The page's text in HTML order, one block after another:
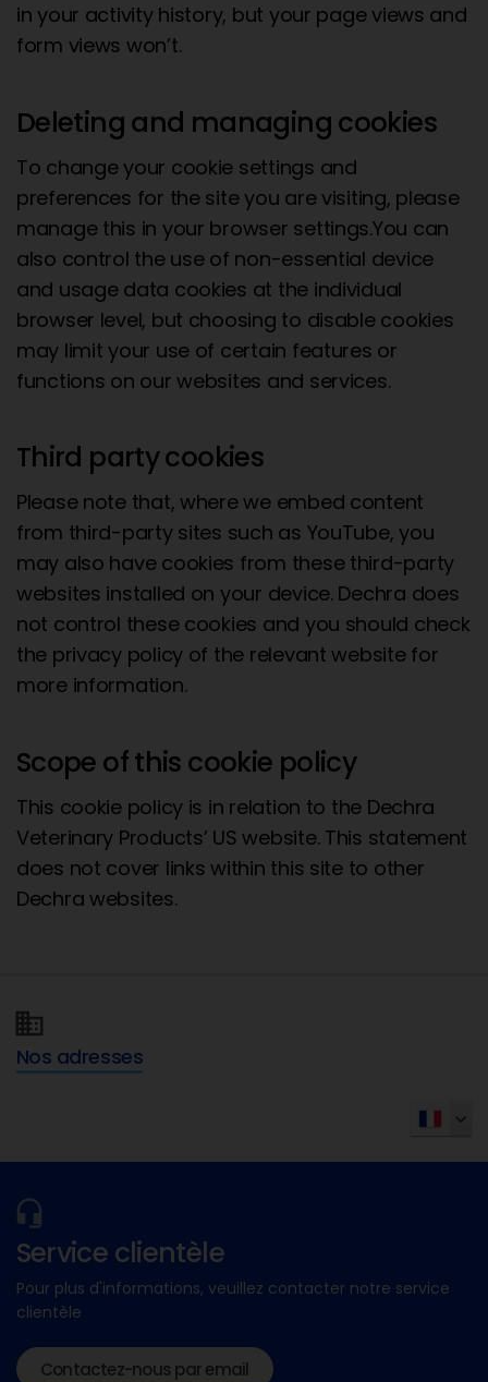
in your activity history, but your page views and
form views won’t.
Deleting and managing cookies
To change your cookie settings and
preferences for the site you are visiting, please
manage this in your browser settings.You can
also control the use of non-essential device
and usage data cookies at the individual
browser level, but choosing to disable cookies
may limit your use of certain features or
functions on our websites and services.
Third party cookies
Please note that, where we embed content
from third-party sites such as YouTube, you
may also have cookies from these third-party
websites installed on your device. Dechra does
not control these cookies and you should check
the privacy policy of the relevant website for
more information.
Scope of this cookie policy
This cookie policy is in relation to the Dechra
Veterinary Products’ US website. This statement
does not cover links within this site to other
Dechra websites.
Nos adresses
Service clientèle
Pour plus d'informations, veuillez contacter notre service
clientèle
Contactez-nous par email